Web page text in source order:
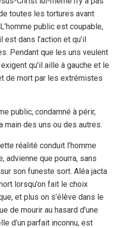
toutes les tortures avant
public est coupable,
est dans l’action et qu’il
Pendant que les uns veulent
qu’il aille à gauche et le
de mort par les extrémistes
public, condamné à périr,
main des uns ou des autres.
réalité conduit l’homme
advienne que pourra, sans
son funeste sort. Aléa jacta
lorsqu’on fait le choix
et plus on s’élève dans le
de mourir au hasard d’une
d’un parfait inconnu, est